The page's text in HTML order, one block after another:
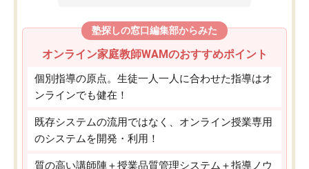
塾探しの窓口編集部からみた
オンライン家庭教師WAMのおすすめポイント
個別指導の原点。生徒一人一人に合わせた指導はオ
ンラインでも健在！
既存システムの流用ではなく、オンライン授業専用
のシステムを開発・利用！
質の高い講師陣＋授業品質管理システム＋指導ノウ